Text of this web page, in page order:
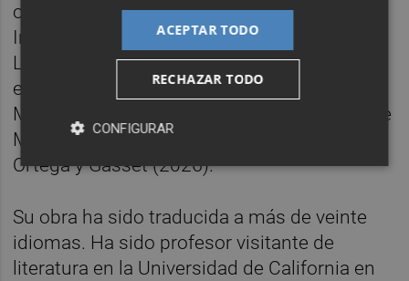
obra literaria (Chile, 2011), el Premio
Internacional Carlos Fuentes a la Creación
Literaria en Idioma Español (México, 2014),
el Premio Cervantes (Madrid, 2017), la
Medalla de Oro del Círculo de Bellas Artes de
Madrid (2021) o el Premio de periodismo
Ortega y Gasset (2026).
Su obra ha sido traducida a más de veinte
idiomas. Ha sido profesor visitante de
literatura en la Universidad de California en
ACEPTAR TODO
RECHAZAR TODO
CONFIGURAR